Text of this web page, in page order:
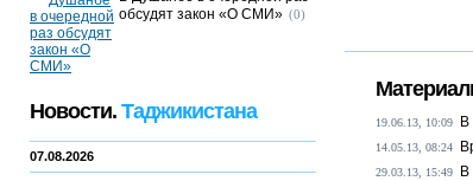
19.06.13, 10:09 В
14.05.13, 08:24
29.03.13, 15:49 В
обсудят закон «О СМИ» (0)
Новости. Таджикистана
07.08.2026